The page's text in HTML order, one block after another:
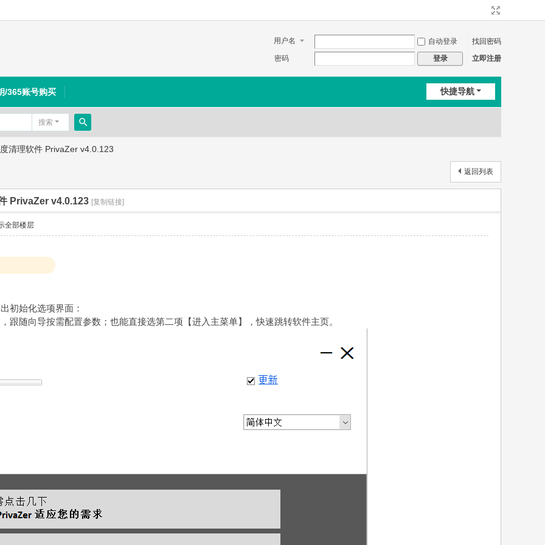
用户名 自动登录
找回密码
密码
登录 立即注册
快捷导航
/365账号购买
搜索
搜
清理软件 PrivaZer v4.0.123
返回列表
PrivaZer v4.0.123 [复制链接]
全部楼层
初始化选项界面：
跟随向导按需配置参数；也能直接选第二项【进入主菜单】，快速跳转软件主页。